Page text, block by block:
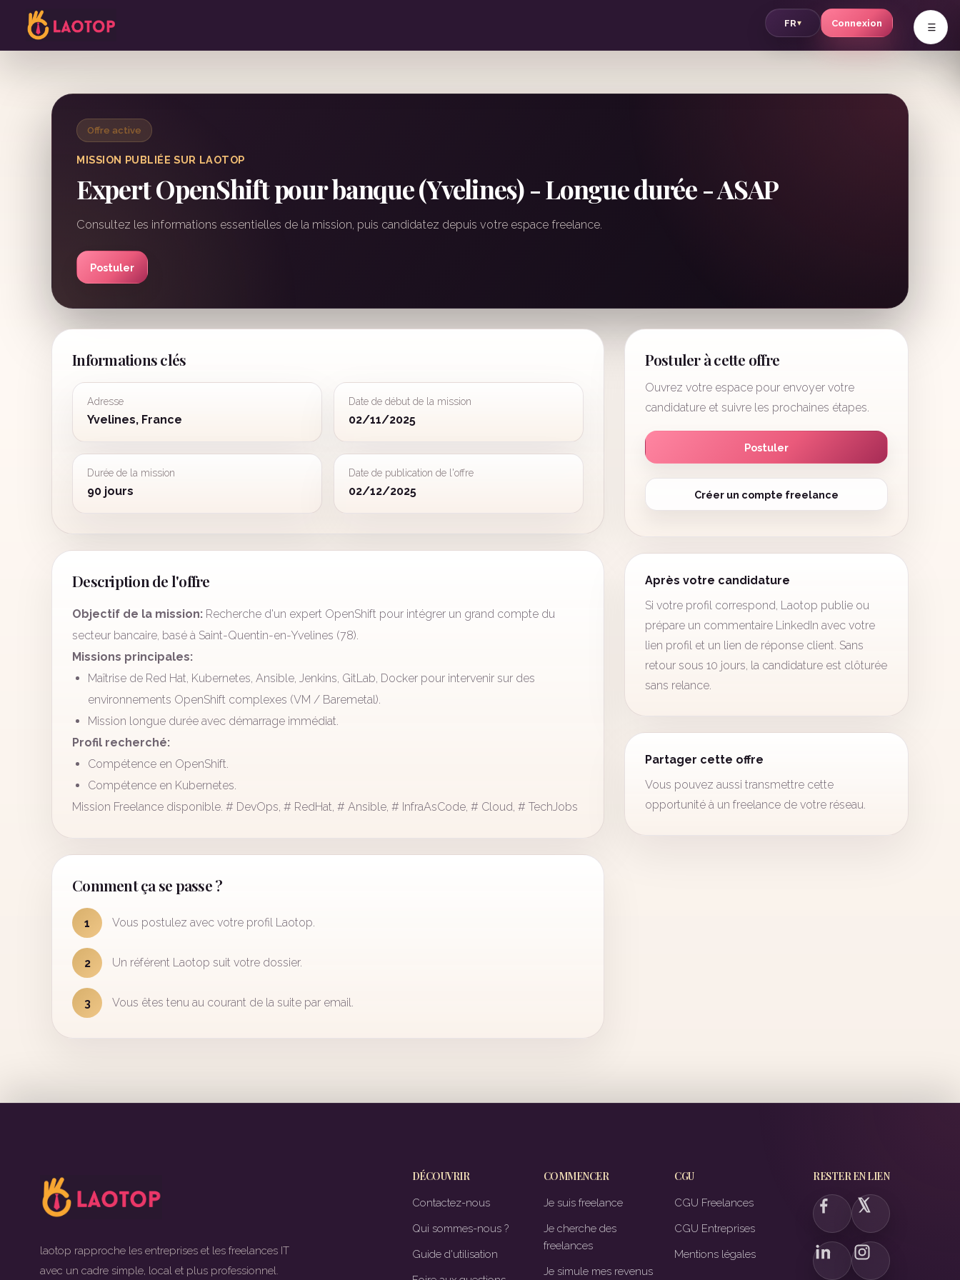
FR▾ Connexion v
Offre active
MISSION PUBLIÉE SUR LAOTOP
Expert OpenShift pour banque (Yvelines) - Longue durée - ASAP
Consultez les informations essentielles de la mission, puis candidatez depuis votre espace freelance.
Postuler
Informations clés
Adresse
Yvelines, France
Date de début de la mission
02/11/2025
Durée de la mission
90 jours
Date de publication de l'offre
02/12/2025
Description de l'offre
Objectif de la mission: Recherche d'un expert OpenShift pour intégrer un grand compte du
secteur bancaire, basé à Saint-Quentin-en-Yvelines (78).
Missions principales:
Maîtrise de Red Hat, Kubernetes, Ansible, Jenkins, GitLab, Docker pour intervenir sur des
environnements OpenShift complexes (VM / Baremetal).
Mission longue durée avec démarrage immédiat.
Profil recherché:
Compétence en OpenShift.
Compétence en Kubernetes.
Mission Freelance disponible. # DevOps, # RedHat, # Ansible, # InfraAsCode, # Cloud, # TechJobs
Comment ça se passe ?
1 Vous postulez avec votre profil Laotop.
2 Un référent Laotop suit votre dossier.
3 Vous êtes tenu au courant de la suite par email.
Postuler à cette offre
Ouvrez votre espace pour envoyer votre
candidature et suivre les prochaines étapes.
Postuler
Créer un compte freelance
Après votre candidature
Si votre profil correspond, Laotop publie ou
prépare un commentaire LinkedIn avec votre
lien profil et un lien de réponse client. Sans
retour sous 10 jours, la candidature est clôturée
sans relance.
Partager cette offre
Vous pouvez aussi transmettre cette
opportunité à un freelance de votre réseau.
laotop rapproche les entreprises et les freelances IT
avec un cadre simple, local et plus professionnel.
DÉCOUVRIR
Contactez-nous
Qui sommes-nous ?
Guide d'utilisation
COMMENCER
Je suis freelance
Je cherche des
freelances
Je simule mes revenus
CGU
CGU Freelances
CGU Entreprises
Mentions légales
RESTER EN LIEN